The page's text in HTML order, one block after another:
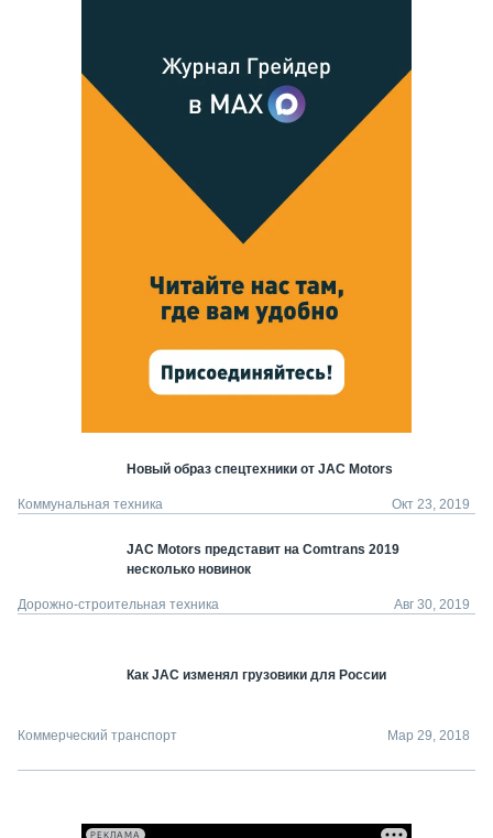
Новый образ спецтехники от JAC Motors
Коммунальная техника Окт 23, 2019
JAC Motors представит на Comtrans 2019
несколько новинок
Дорожно-строительная техника Авг 30, 2019
Как JAC изменял грузовики для России
Коммерческий транспорт Мар 29, 2018
РЕКЛАМА